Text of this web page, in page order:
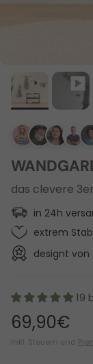
das clevere
in 24h
extrem
designt von
19
69,90€
Inkl. Steuern und